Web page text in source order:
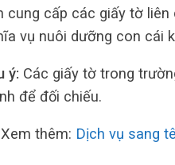
cung cấp các giấy tờ liên
vụ nuôi dưỡng con cái
ý: Các giấy tờ trong
để đối chiếu.
Xem thêm: Dịch vụ sang